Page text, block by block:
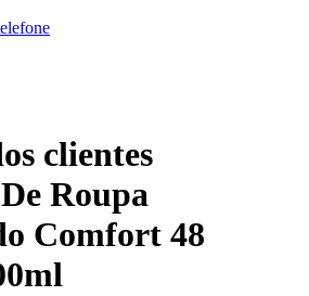
clientes
Roupa
Comfort 48